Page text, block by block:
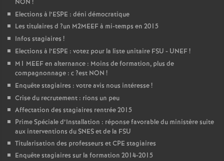
NON !
Elections à l’ESPE : déni démocratique
Les titulaires d ?un M2MEEFà mi-temps en 2015
Infos stagiaires !
Elections à l’ESPE : votez pour la liste unitaire FSU - UNEF!
M1 MEEFen alternance : Moins de formation, plus de
compagnonnage : c?est NON !
Enquête stagiaires : votre avis nous intéresse!
Crise du recrutement : rions un peu
Affectation des stagiaires rentrée 2015
Prime Spéciale d’Installation : réponse favorable du ministère suite
aux interventions duSNESet de la FSU
Titularisation des professeurs etCPE stagiaires
Enquête stagiaires sur la formation 2014-2015